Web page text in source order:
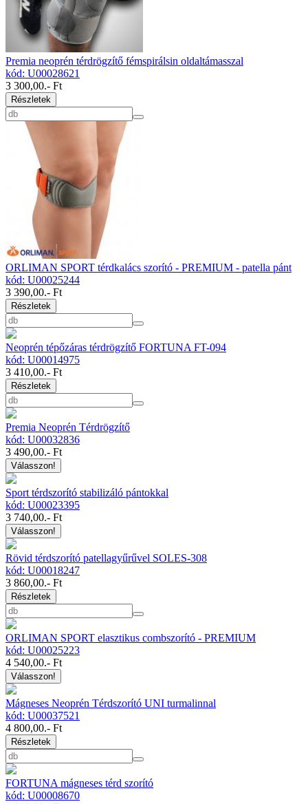
Premia neoprén térdrögzítő fémspirálsin oldaltámasszal
kód: U00028621
3 300,00.- Ft
Részletek
ORLIMAN SPORT térdkalács szorító - PREMIUM - patella pánt
kód: U00025244
3 390,00.- Ft
Részletek
Neoprén tépőzáras térdrögzítő FORTUNA FT-094
kód: U00014975
3 410,00.- Ft
Részletek
Premia Neoprén Térdrögzítő
kód: U00032836
3 490,00.- Ft
Válasszon!
Sport térdszorító stabilizáló pántokkal
kód: U00023395
3 740,00.- Ft
Válasszon!
Rövid térdszorító patellagyűrűvel SOLES-308
kód: U00018247
3 860,00.- Ft
Részletek
ORLIMAN SPORT elasztikus combszorító - PREMIUM
kód: U00025223
4 540,00.- Ft
Válasszon!
Mágneses Neoprén Térdszorító UNI turmalinnal
kód: U00037521
4 800,00.- Ft
Részletek
FORTUNA mágneses térd szorító
kód: U00008670